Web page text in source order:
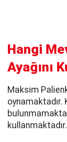
Hangi
Ayağını
Maksim
oynamaktadır.
kullanmaktadır.